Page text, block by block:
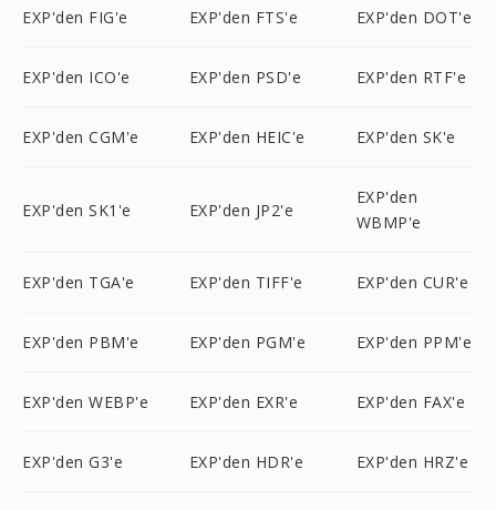
EXP'den FIG'e EXP'den FTS'e EXP'den DOT'e
EXP'den ICO'e EXP'den PSD'e EXP'den RTF'e
EXP'den CGM'e EXP'den HEIC'e EXP'den SK'e
EXP'den SK1'e EXP'den JP2'e
EXP'den
WBMP'e
EXP'den TGA'e EXP'den TIFF'e EXP'den CUR'e
EXP'den PBM'e EXP'den PGM'e EXP'den PPM'e
EXP'den WEBP'e EXP'den EXR'e EXP'den FAX'e
EXP'den G3'e EXP'den HDR'e EXP'den HRZ'e